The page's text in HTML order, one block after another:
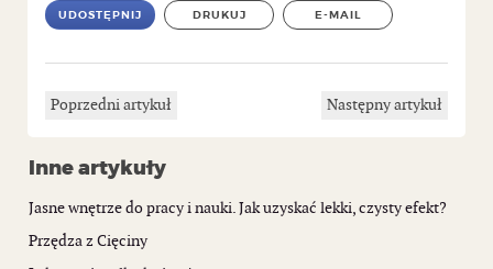
UDOSTĘPNIJ DRUKUJ E-MAIL
Poprzedni artykuł Następny artykuł
Inne artykuły
Jasne wnętrze do pracy i nauki. Jak uzyskać lekki, czysty efekt?
Przędza z Cięciny